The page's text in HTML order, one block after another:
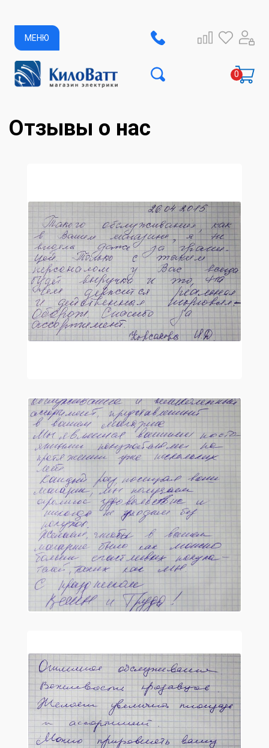
МЕНЮ
Отзывы о нас